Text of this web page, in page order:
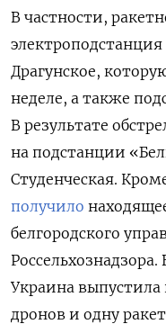
В частности,
электроподстанция
Драгунское,
неделе, а также
В результате
на подстанции
Студенческая.
получило
белгородского
Украина выпустила
дронов и одну